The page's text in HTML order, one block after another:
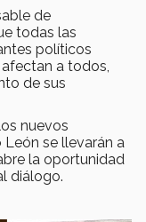
de
todas las
políticos
a todos,
de sus
nuevos
se llevarán a
la oportunidad
diálogo.